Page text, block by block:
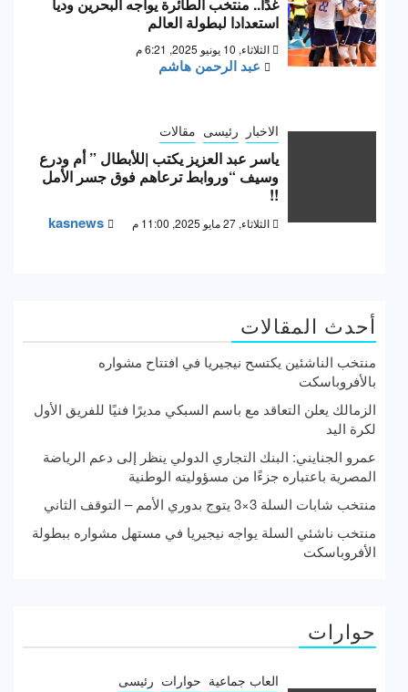
استعدادا لبطولة العالم
الثلاثاء, 10 يونيو 2025, 6:21 م
عبد الرحمن هاشم
الاخبار رئيسى مقالات
ياسر عبد العزيز يكتب |للأبطال ” أم ودرع
وسيف “وروابط ترعاهم فوق جسر الأمل
!!
الثلاثاء, 27 مايو 2025, 11:00 م kasnews
أحدث المقالات
منتخب الناشئين يكتسح نيجيريا في افتتاح مشواره
بالأفروباسكت
الزمالك يعلن التعاقد مع باسم السبكي مديرًا فنيًا للفريق الأول
لكرة اليد
عمرو الجنايني: البنك التجاري الدولي ينظر إلى دعم الرياضة
المصرية باعتباره جزءًا من مسؤوليته الوطنية
منتخب شابات السلة 3×3 يتوج بدوري الأمم – التوقف الثاني
منتخب ناشئي السلة يواجه نيجيريا في مستهل مشواره ببطولة
الأفروباسكت
حوارات
العاب جماعية حوارات رئيسى